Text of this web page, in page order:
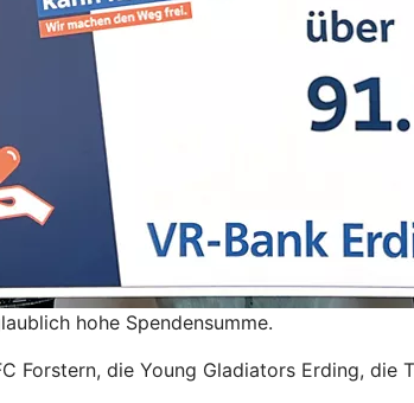
hohe Spendensumme.
Forstern, die Young Gladiators Erding,